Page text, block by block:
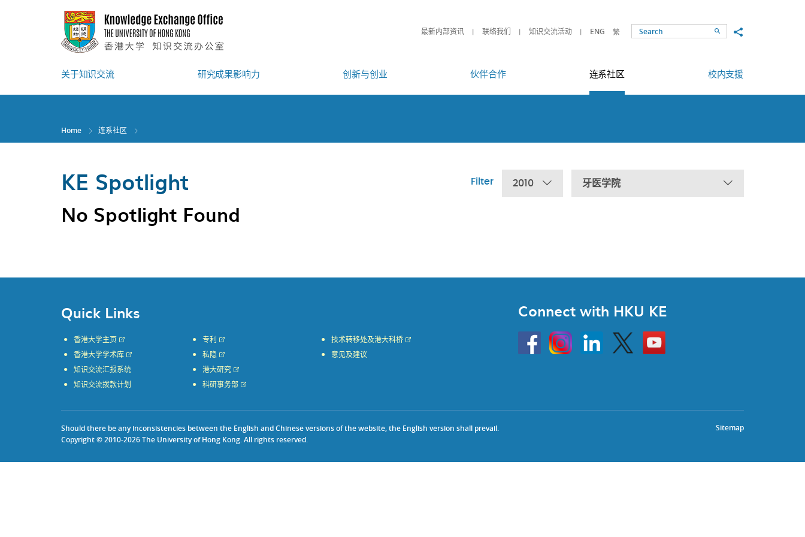
最新内部资讯 联络我们 知识交流活动 ENG 繁 SearchShare to
关于知识交流 研究成果影响力 创新与创业 伙伴合作 连系社区 校内支援
Home 连系社区
KE Spotlight Filter 2010 牙医学院
No Spotlight Found
Quick Links
香港大学主页
香港大学学术库
知识交流汇报系统
知识交流拨款计划
专利
私隐
港大研究
科研事务部
技术转移处及港大科桥
意见及建议
Connect with HKU KE
HKU
InstagramLinkedin Twitter
Go
to
HKU
Sitemap
Should there be any inconsistencies between the English and Chinese versions of the website, the English version shall prevail.
Copyright © 2010-2026 The University of Hong Kong. All rights reserved.